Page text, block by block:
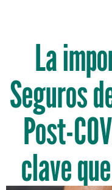
La
Seguros
Post-
clave